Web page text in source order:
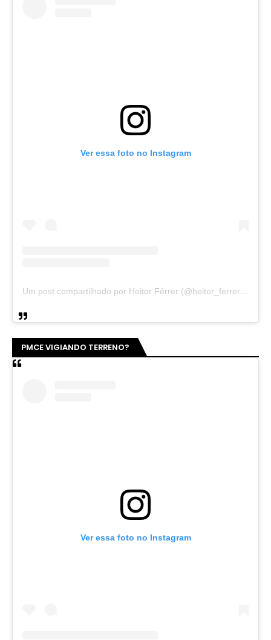
Ver essa foto no Instagram
Um post compartilhado por Heitor Férrer (@heitor_ferrer77)
PMCE VIGIANDO TERRENO?
Ver essa foto no Instagram